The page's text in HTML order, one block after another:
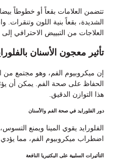
تتضمن العلامات بقعاً أو خطوطاً
الشديدة، بقعاً بنية اللون وتنقرات.
العلاجات من التبييض الاحترافي
تأثير معجون الأسنان
إن ميكروبيوم الفم، وهو مجتمع من
الحفاظ على صحة الفم. يمكن أن
هذا التوازن الدقيق.
دور الفلورايد في صحة الفم والأسنان
الفلورايد يقوي المينا ويمنع
اضطراب ميكروبيوم الفم، مما يؤدي
التأثيرات السلبية على البكتيريا النافعة